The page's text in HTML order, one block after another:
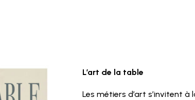
L’art de la table
Les métiers d’art s’invitent à